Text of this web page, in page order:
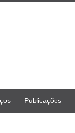
Publicações